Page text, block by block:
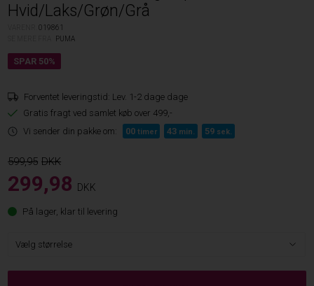
Hvid/Laks/Grøn/Grå
VARENR.019861
PUMA
Forventet leveringstid: Lev. 1-2 dage dage
Gratis fragt ved samlet køb over 499,-
Vi sender din pakke om:
00 timer 43 min. 58 sek.
599,95
299,98 DKK
På lager, klar til levering